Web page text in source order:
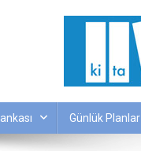
Günlük Planlar